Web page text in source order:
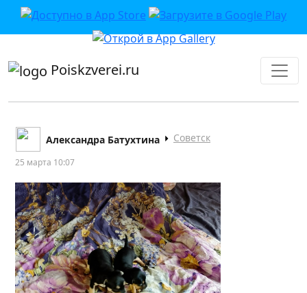
приложении или в VK">
Poiskzverei.ru
Александра Батухтина Советск
25 марта 10:07